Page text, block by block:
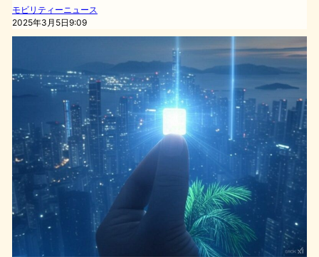
モビリティーニュース
2025年3月5日9:09